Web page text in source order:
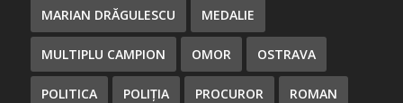
MARIAN DRĂGULESCU MEDALIE
MULTIPLU CAMPION OMOR OSTRAVA
POLITICA POLIȚIA PROCUROR ROMAN